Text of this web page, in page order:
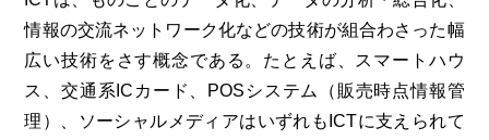
情報の交流ネットワーク化などの技術が組合わさった幅
広い技術をさす概念である。たとえば、スマートハウ
ス、交通系ICカード、POSシステム（販売時点情報管
理）、ソーシャルメディアはいずれもICTに支えられて